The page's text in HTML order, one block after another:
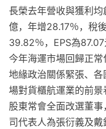
長榮去年營收與獲利
億，年增28.17％，稅
39.82％，EPS為87.07
今年海運市場回歸正常
地緣政治關係緊張、
場對貨櫃航運業的前
股東常會全面改選董
司代表人為張衍義及